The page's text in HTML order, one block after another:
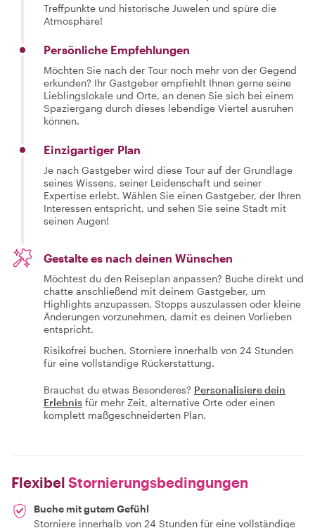
Treffpunkte und historische Juwelen und spüre die
Atmosphäre!
Persönliche Empfehlungen
Möchten Sie nach der Tour noch mehr von der Gegend
erkunden? Ihr Gastgeber empfiehlt Ihnen gerne seine
Lieblingslokale und Orte, an denen Sie sich bei einem
Spaziergang durch dieses lebendige Viertel ausruhen
können.
Einzigartiger Plan
Je nach Gastgeber wird diese Tour auf der Grundlage
seines Wissens, seiner Leidenschaft und seiner
Expertise erlebt. Wählen Sie einen Gastgeber, der Ihren
Interessen entspricht, und sehen Sie seine Stadt mit
seinen Augen!
Gestalte es nach deinen Wünschen
Möchtest du den Reiseplan anpassen? Buche direkt und
chatte anschließend mit deinem Gastgeber, um
Highlights anzupassen, Stopps auszulassen oder kleine
Änderungen vorzunehmen, damit es deinen Vorlieben
entspricht.
Risikofrei buchen. Storniere innerhalb von 24 Stunden
für eine vollständige Rückerstattung.
Brauchst du etwas Besonderes? Personalisiere dein
Erlebnis für mehr Zeit, alternative Orte oder einen
komplett maßgeschneiderten Plan.
Flexibel Stornierungsbedingungen
Buche mit gutem Gefühl
Storniere innerhalb von 24 Stunden für eine vollständige